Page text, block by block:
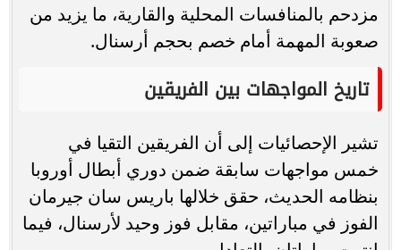
مزدحم بالمنافسات المحلية والقارية، ما يزيد من
صعوبة المهمة أمام خصم بحجم أرسنال.
تاريخ المواجهات بين الفريقين
تشير الإحصائيات إلى أن الفريقين التقيا في
خمس مواجهات سابقة ضمن دوري أبطال أوروبا
بنظامه الحديث، حقق خلالها باريس سان جيرمان
الفوز في مباراتين، مقابل فوز وحيد لأرسنال، فيما